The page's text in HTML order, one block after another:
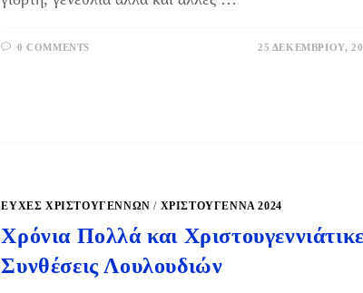
0 COMMENTS 25 ΔΕΚΕΜΒΡΊΟΥ,
ΕΥΧΕΣ ΧΡΙΣΤΟΥΓΕΝΝΩΝ / ΧΡΙΣΤΟΥΓΕΝΝΑ 2024
Χρόνια Πολλά και
Συνθέσεις Λουλουδιών